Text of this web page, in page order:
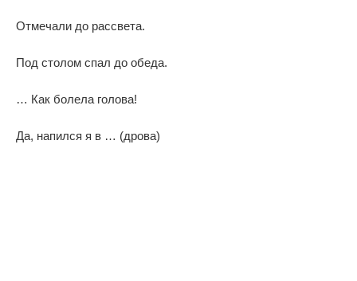
Отмечали до рассвета.
Под столом спал до обеда.
… Как болела голова!
Да, напился я в … (дрова)